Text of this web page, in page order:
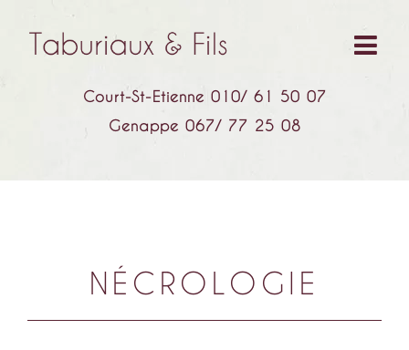
Court-St-Etienne 010/ 61 50 07
Genappe 067/ 77 25 08
NÉCROLOGIE